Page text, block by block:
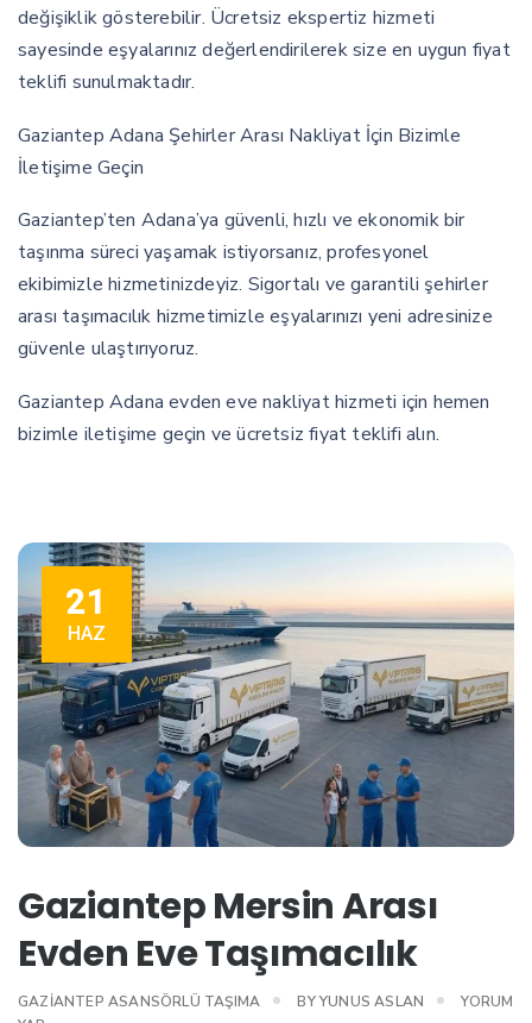
değişiklik gösterebilir. Ücretsiz ekspertiz hizmeti
sayesinde eşyalarınız değerlendirilerek size en uygun fiyat
teklifi sunulmaktadır.
Gaziantep Adana Şehirler Arası Nakliyat İçin Bizimle
İletişime Geçin
Gaziantep’ten Adana’ya güvenli, hızlı ve ekonomik bir
taşınma süreci yaşamak istiyorsanız, profesyonel
ekibimizle hizmetinizdeyiz. Sigortalı ve garantili şehirler
arası taşımacılık hizmetimizle eşyalarınızı yeni adresinize
güvenle ulaştırıyoruz.
Gaziantep Adana evden eve nakliyat hizmeti için hemen
bizimle iletişime geçin ve ücretsiz fiyat teklifi alın.
21
HAZ
Gaziantep Mersin Arası
Evden Eve Taşımacılık
GAZIANTEP ASANSÖRLÜ TAŞIMA BYYUNUS ASLAN
YORUM